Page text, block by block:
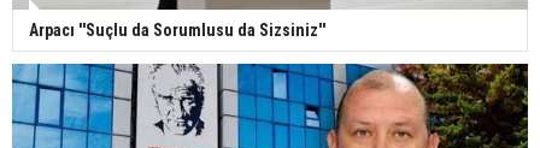
Arpacı ''Suçlu da Sorumlusu da Sizsiniz''